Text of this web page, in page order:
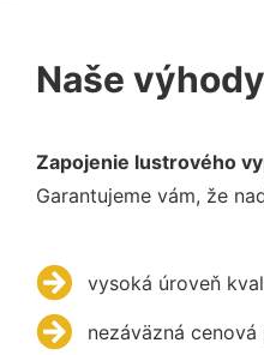
Naše výhody
Zapojenie lustrového
Garantujeme vám, že
vysoká úroveň
nezáväzná